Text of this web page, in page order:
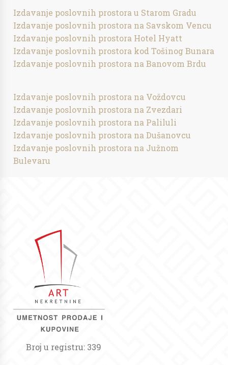
Izdavanje poslovnih prostora u Starom Gradu
Izdavanje poslovnih prostora na Savskom Vencu
Izdavanje poslovnih prostora Hotel Hyatt
Izdavanje poslovnih prostora kod Tošinog Bunara
Izdavanje poslovnih prostora na Banovom Brdu
Izdavanje poslovnih prostora na Voždovcu
Izdavanje poslovnih prostora na Zvezdari
Izdavanje poslovnih prostora na Paliluli
Izdavanje poslovnih prostora na Dušanovcu
Izdavanje poslovnih prostora na Južnom
Bulevaru
Broj u registru: 339